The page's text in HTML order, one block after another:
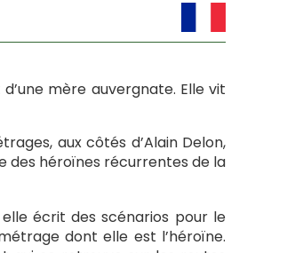
mère auvergnate. Elle vit
aux côtés d’Alain Delon,
des héroïnes récurrentes de la
écrit des scénarios pour le
dont elle est l’héroïne.